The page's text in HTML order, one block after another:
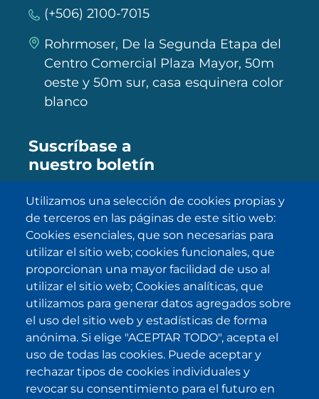
(+506) 2100-7015
Rohrmoser, De la Segunda Etapa del
Centro Comercial Plaza Mayor, 50m
oeste y 50m sur, casa esquinera color
blanco
Suscríbase a
nuestro boletín
SUBSCRIBE
He sido informado/a sobre política
de privacidad
y la acepto.
IKI en otras latitudes
. . . .
Utilizamos una selección de cookies propias y
de terceros en las páginas de este sitio web:
Cookies esenciales, que son necesarias para
utilizar el sitio web; cookies funcionales, que
proporcionan una mayor facilidad de uso al
utilizar el sitio web; Cookies analíticas, que
utilizamos para generar datos agregados sobre
el uso del sitio web y estadísticas de forma
anónima. Si elige "ACEPTAR TODO", acepta el
uso de todas las cookies. Puede aceptar y
rechazar tipos de cookies individuales y
revocar su consentimiento para el futuro en